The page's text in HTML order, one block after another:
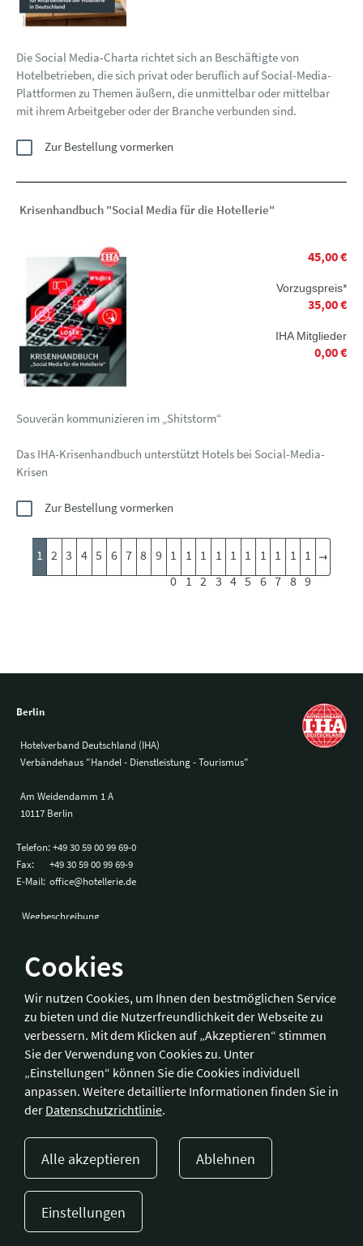
Cookies
Wir nutzen Cookies, um Ihnen den bestmöglichen Service
zu bieten und die Nutzerfreundlichkeit der Webseite zu
verbessern. Mit dem Klicken auf „Akzeptieren“ stimmen
Sie der Verwendung von Cookies zu. Unter
„Einstellungen“ können Sie die Cookies individuell
anpassen. Weitere detaillierte Informationen finden Sie in
der Datenschutzrichtlinie.
Alle akzeptieren Ablehnen
Einstellungen
Die Social Media-Charta richtet sich an Beschäftigte von
Hotelbetrieben, die sich privat oder beruflich auf Social-Media-
Plattformen zu Themen äußern, die unmittelbar oder mittelbar
mit ihrem Arbeitgeber oder der Branche verbunden sind.
Zur Bestellung vormerken
Krisenhandbuch "Social Media für die Hotellerie"
45,00 €
Vorzugspreis*
35,00 €
IHA Mitglieder
0,00 €
Souverän kommunizieren im „Shitstorm“
Das IHA-Krisenhandbuch unterstützt Hotels bei Social-Media-
Krisen
Zur Bestellung vormerken
1 2 3 4 5 6 7 8 9 1
0
1
1
1
2
1
3
1
4
1
5
1
6
1
7
1
8
1
9
Berlin
Hotelverband Deutschland (IHA)
Verbändehaus "Handel - Dienstleistung - Tourismus"
Am Weidendamm 1 A
10117 Berlin
Telefon:+49 30 59 00 99 69-0
Fax:
+49 30 59 00 99 69-9
E-Mail: office@hotellerie.de
Wegbeschreibung
Hotelverband Deutschland (IHA) / IHA-Service GmbH
Kronprinzenstraße 37
53173 Bonn
Telefon:
Fax:
+49 228 92 39 29-9
E-Mail:bonn@hotellerie.de
Wegbeschreibung
Presse Kontakt
Cookie-Einstellungen